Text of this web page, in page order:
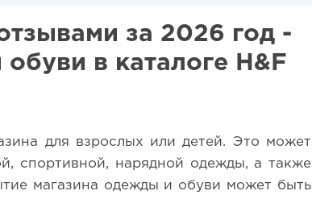
за 2026 год -
в каталоге H&F
для взрослых или детей. Это может
спортивной, нарядной одежды, а также
магазина одежды и обуви может быть